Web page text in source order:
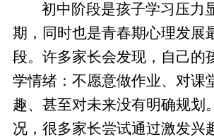
初中阶段是孩子学习压力
期，同时也是青春期心理发展
段。许多家长会发现，自己的
学情绪：不愿意做作业、对课
趣、甚至对未来没有明确规划
况，很多家长尝试通过激发兴